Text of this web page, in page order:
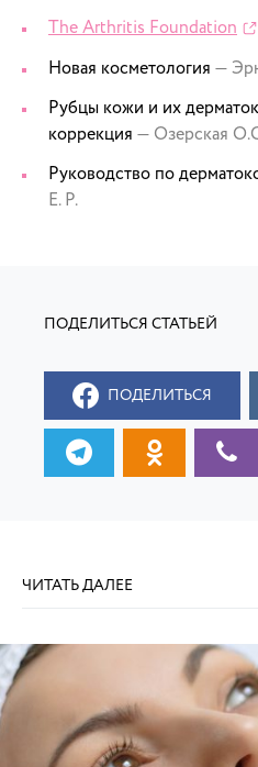
The Arthritis Foundation
Новая косметология —
Рубцы кожи и их
коррекция — Озерская
Руководство по
Е. Р.
ПОДЕЛИТЬСЯ
ЧИТАТЬ ДАЛЕЕ